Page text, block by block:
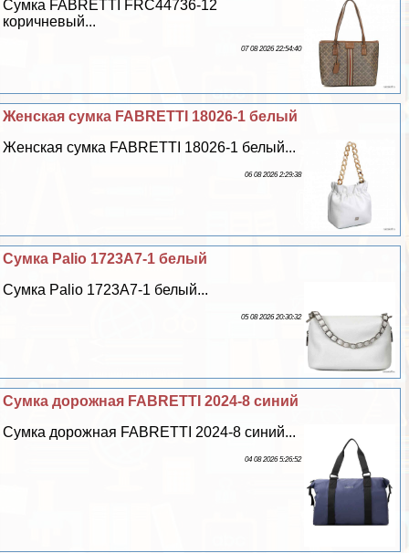
Сумка FABRETTI FRC44736-12
коричневый...
07 08 2026 22:54:40
Женская сумка FABRETTI 18026-1 белый
Женская сумка FABRETTI 18026-1 белый...
06 08 2026 2:29:38
Сумка Palio 1723A7-1 белый
Сумка Palio 1723A7-1 белый...
05 08 2026 20:30:32
Сумка дорожная FABRETTI 2024-8 синий
Сумка дорожная FABRETTI 2024-8 синий...
04 08 2026 5:26:52